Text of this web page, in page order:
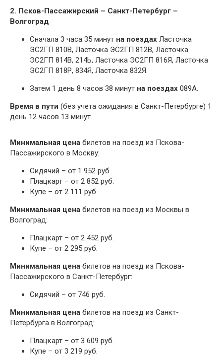
2. Псков-Пассажирский – Санкт-Петербург –
Волгоград
Сначала 3 часа 35 минут на поездах Ласточка
ЭС2ГП 810В, Ласточка ЭС2ГП 812В, Ласточка
ЭС2ГП 814В, 214Ь, Ласточка ЭС2ГП 816Я, Ласточка
ЭС2ГП 818Р, 834Я, Ласточка 832Я.
Затем 1 день 8 часов 38 минут на поездах 089А.
Время в пути (без учета ожидания в Санкт-Петербурге) 1
день 12 часов 13 минут.
Минимальная цена билетов на поезд из Пскова-
Пассажирского в Москву:
Сидячий – от 1 952 руб.
Плацкарт – от 2 852 руб.
Купе – от 2 111 руб.
Минимальная цена билетов на поезд из Москвы в
Волгоград:
Плацкарт – от 2 452 руб.
Купе – от 2 295 руб.
Минимальная цена билетов на поезд из Пскова-
Пассажирского в Санкт-Петербург:
Сидячий – от 746 руб.
Минимальная цена билетов на поезд из Санкт-
Петербурга в Волгоград:
Плацкарт – от 3 609 руб.
Купе – от 3 219 руб.